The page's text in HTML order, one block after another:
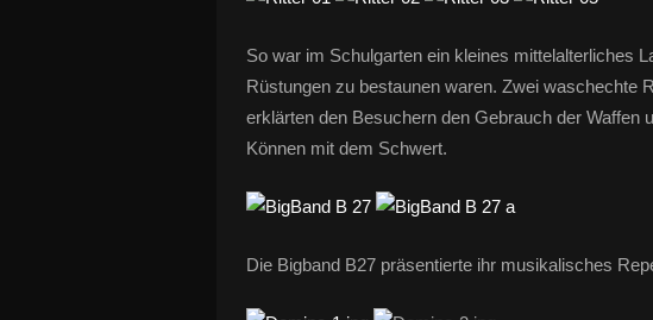
So war im Schulgarten ein kleines mittelalterliches
Rüstungen zu bestaunen waren. Zwei waschechte
erklärten den Besuchern den Gebrauch der Waffen
Können mit dem Schwert.
Die Bigband B27 präsentierte ihr musikalisches